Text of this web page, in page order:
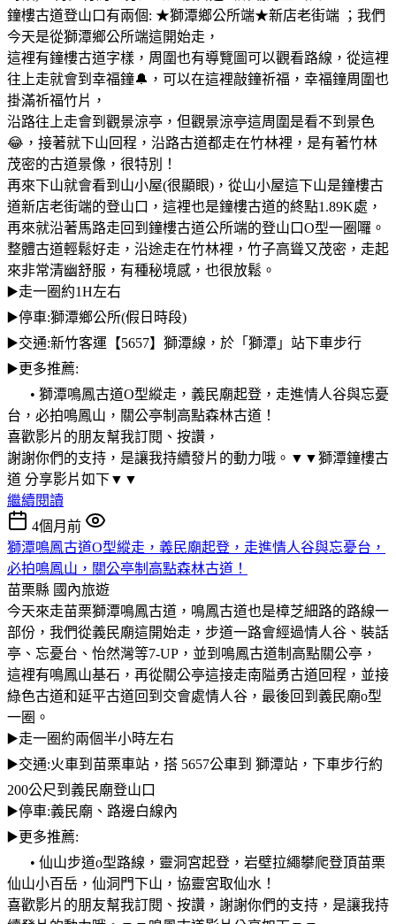
鐘樓古道登山口有兩個: ★獅潭鄉公所端★新店老街端 ；我們
今天是從獅潭鄉公所端這開始走，
這裡有鐘樓古道字樣，周圍也有導覽圖可以觀看路線，從這裡
往上走就會到幸福鐘🔔，可以在這裡敲鐘祈福，幸福鐘周圍也
掛滿祈福竹片，
沿路往上走會到觀景涼亭，但觀景涼亭這周圍是看不到景色
😂，接著就下山回程，沿路古道都走在竹林裡，是有著竹林
茂密的古道景像，很特別！
再來下山就會看到山小屋(很顯眼)，從山小屋這下山是鐘樓古
道新店老街端的登山口，這裡也是鐘樓古道的終點1.89K處，
再來就沿著馬路走回到鐘樓古道公所端的登山口O型一圈囉。
整體古道輕鬆好走，沿途走在竹林裡，竹子高聳又茂密，走起
來非常清幽舒服，有種秘境感，也很放鬆。
▶️走一圈約1H左右
▶️停車:獅潭鄉公所(假日時段)
▶️交通:新竹客運【5657】獅潭線，於「獅潭」站下車步行
▶️更多推薦:
• 獅潭鳴鳳古道O型縱走，義民廟起登，走進情人谷與忘憂
台，必拍鳴鳳山，關公亭制高點森林古道！
喜歡影片的朋友幫我訂閱、按讚，
謝謝你們的支持，是讓我持續發片的動力哦。▼▼獅潭鐘樓古
道 分享影片如下▼▼
繼續閱讀
4個月前
獅潭鳴鳳古道O型縱走，義民廟起登，走進情人谷與忘憂台，
必拍鳴鳳山，關公亭制高點森林古道！
苗栗縣 國內旅遊
今天來走苗栗獅潭鳴鳳古道，鳴鳳古道也是樟芝細路的路線一
部份，我們從義民廟這開始走，步道一路會經過情人谷、裝話
亭、忘憂台、怡然灣等7-UP，並到鳴鳳古道制高點關公亭，
這裡有鳴鳳山基石，再從關公亭這接走南隘勇古道回程，並接
綠色古道和延平古道回到交會處情人谷，最後回到義民廟o型
一圈。
▶️走一圈約兩個半小時左右
▶️交通:火車到苗栗車站，搭 5657公車到 獅潭站，下車步行約
200公尺到義民廟登山口
▶️停車:義民廟、路邊白線內
▶️更多推薦:
• 仙山步道o型路線，靈洞宮起登，岩壁拉繩攀爬登頂苗栗
仙山小百岳，仙洞門下山，協靈宮取仙水！
喜歡影片的朋友幫我訂閱、按讚，謝謝你們的支持，是讓我持